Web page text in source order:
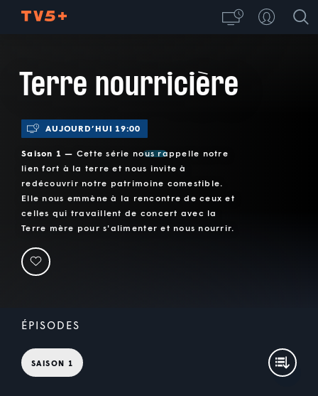
Terre nourricière
AUJOURD’HUI 19:00
Saison 1 — Cette série nous rappelle notre
lien fort à la terre et nous invite à
redécouvrir notre patrimoine comestible.
Elle nous emmène à la rencontre de ceux et
celles qui travaillent de concert avec la
Terre mère pour s'alimenter et nous nourrir.
ÉPISODES
SAISON 1